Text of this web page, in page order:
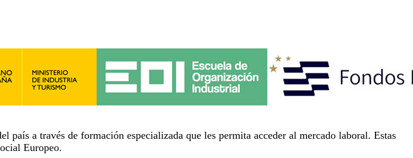
país a través de formación especializada que les permita acceder al mercado laboral. Estas
Europeo.